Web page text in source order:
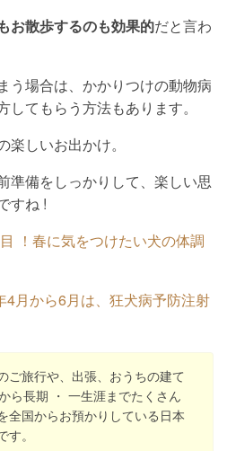
お散歩するのも効果的だと言わ
う場合は、かかりつけの動物病
てもらう方法もあります。
しいお出かけ。
準備をしっかりして、楽しい思
すね !
！春に気をつけたい犬の体調
4月から6月は、狂犬病予防注射
ご旅行や、出張、おうちの建て
ら長期 ・ 一生涯までたくさん
全国からお預かりしている日本
。